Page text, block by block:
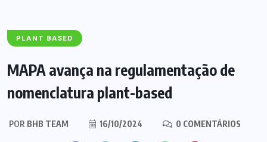
PLANT BASED
MAPA avança na regulamentação de
nomenclatura plant-based
POR BHB TEAM 16/10/2024 0 COMENTÁRIOS